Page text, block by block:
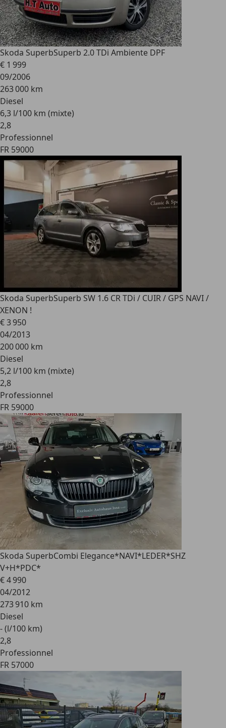
Skoda SuperbSuperb 2.0 TDi Ambiente DPF
€ 1 999
09/2006
263 000 km
Diesel
6,3 l/100 km (mixte)
2,8
Professionnel
FR 59000
Skoda SuperbSuperb SW 1.6 CR TDi / CUIR / GPS NAVI /
XENON !
€ 3 950
04/2013
200 000 km
Diesel
5,2 l/100 km (mixte)
2,8
Professionnel
FR 59000
Skoda SuperbCombi Elegance*NAVI*LEDER*SHZ
V+H*PDC*
€ 4 990
04/2012
273 910 km
Diesel
- (l/100 km)
2,8
Professionnel
FR 57000